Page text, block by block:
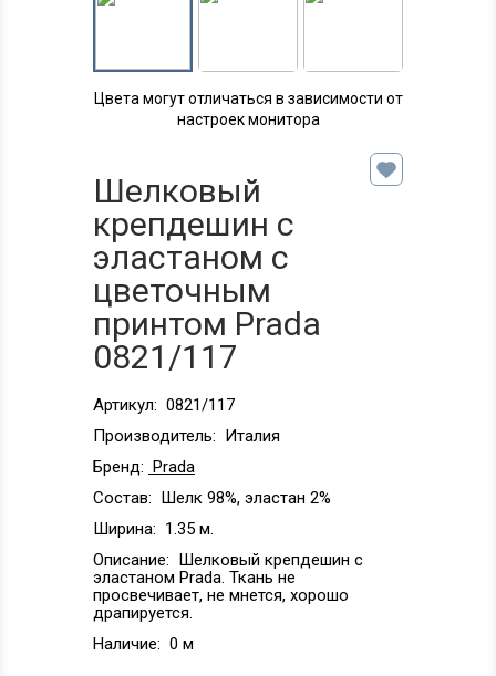
Цвета могут отличаться в зависимости от
настроек монитора
Шелковый
крепдешин с
эластаном с
цветочным
принтом Prada
0821/117
Артикул: 0821/117
Производитель: Италия
Бренд: Prada
Состав: Шелк 98%, эластан 2%
Ширина: 1.35 м.
Описание: Шелковый крепдешин с
эластаном Prada. Ткань не
просвечивает, не мнется, хорошо
драпируется.
Наличие: 0 м